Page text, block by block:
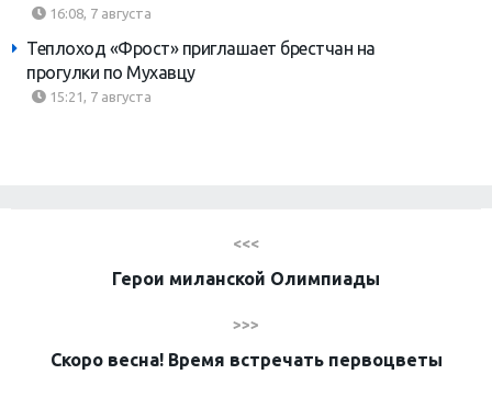
16:08, 7 августа
Теплоход «Фрост» приглашает брестчан на
прогулки по Мухавцу
15:21, 7 августа
<<<
Герои миланской Олимпиады
>>>
Скоро весна! Время встречать первоцветы